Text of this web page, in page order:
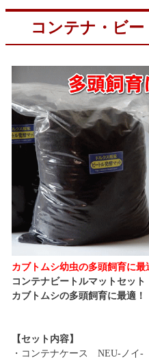
コンテナ・ビ
カブトムシ幼虫の多頭飼育に最
コンテナビートルマットセット
カブトムシの多頭飼育に最適！
【セット内容】
・コンテナケース NEU-ノ